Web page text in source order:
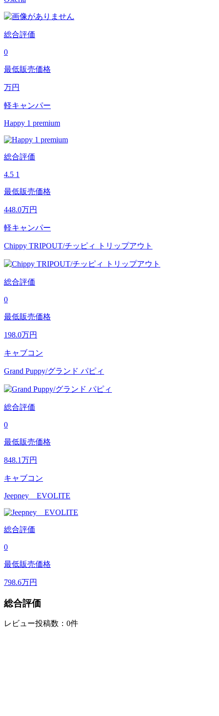
総合評価
0
最低販売価格
万円
軽キャンパー
Happy 1 premium
総合評価
4.5 1
最低販売価格
448.0万円
軽キャンパー
Chippy TRIPOUT/チッピィ トリップアウト
総合評価
0
最低販売価格
198.0万円
キャブコン
Grand Puppy/グランド パピィ
総合評価
0
最低販売価格
848.1万円
キャブコン
Jeepney EVOLITE
総合評価
0
最低販売価格
798.6万円
総合評価
レビュー投稿数：0件